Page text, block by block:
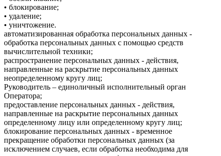
• блокирование;
• удаление;
• уничтожение.
автоматизированная обработка персональных данных -
обработка персональных данных с помощью средств
вычислительной техники;
распространение персональных данных - действия,
направленные на раскрытие персональных данных
неопределенному кругу лиц;
Руководитель – единоличный исполнительный орган
Оператора;
предоставление персональных данных - действия,
направленные на раскрытие персональных данных
определенному лицу или определенному кругу лиц;
блокирование персональных данных - временное
прекращение обработки персональных данных (за
исключением случаев, если обработка необходима для